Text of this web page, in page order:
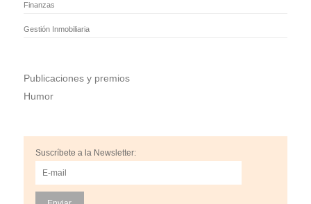
Finanzas
Gestión Inmobiliaria
Publicaciones y premios
Humor
Suscríbete a la Newsletter: